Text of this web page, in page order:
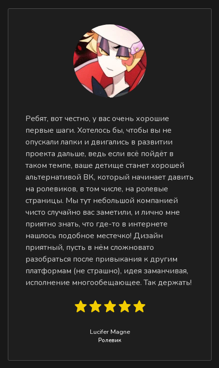
Ребят, вот честно, у вас очень хорошие
первые шаги. Хотелось бы, чтобы вы не
опускали лапки и двигались в развитии
проекта дальше, ведь если всё пойдёт в
таком темпе, ваше детище станет хорошей
альтернативой ВК, который начинает давить
на ролевиков, в том числе, на ролевые
страницы. Мы тут небольшой компанией
чисто случайно вас заметили, и лично мне
приятно знать, что где-то в интернете
нашлось подобное местечко! Дизайн
приятный, пусть в нём сложновато
разобраться после привыкания к другим
платформам (не страшно), идея заманчивая,
исполнение многообещающее. Так держать!
Lucifer Magne
Ролевик